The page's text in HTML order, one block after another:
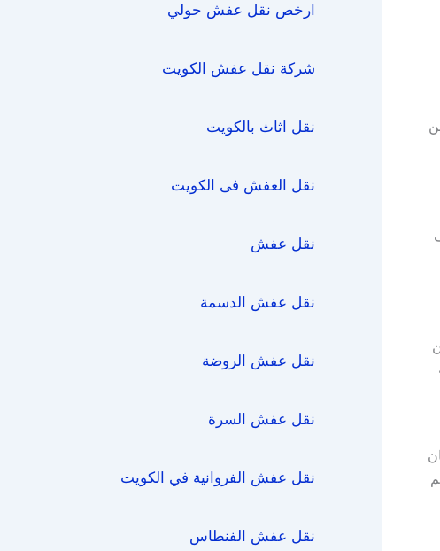
ارخص نقل عفش حولي
شركة نقل عفش الكويت
نقل اثاث بالكويت
نقل العفش فى الكويت
نقل عفش
نقل عفش الدسمة
نقل عفش الروضة
نقل عفش السرة
نقل عفش الفروانية في الكويت
نقل عفش الفنطاس